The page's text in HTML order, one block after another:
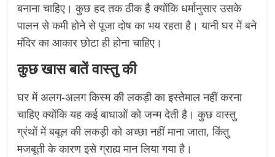
बनाना चाहिए। कुछ हद तक ठीक है क्योंकि धर्मानुसार उसके
पालन से कमी होने से पूजा दोष का भय रहता है। यानी घर में बने
मंदिर का आकार छोटा ही होना चाहिए।
कुछ खास बातें वास्तु की
घर में अलग-अलग किस्म की लकड़ी का इस्तेमाल नहीं करना
चाहिए क्योंकि यह कई बाधाओं को जन्म देती है। कुछ वास्तु
ग्रंथों में बबूल की लकड़ी को अच्छा नहीं माना जाता, किंतु
मजबूती के कारण इसे ग्राह्य मान लिया गया है।